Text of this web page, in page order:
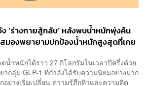
ง ‘ร่างกายสู้กลับ’ หลังพบน้ำหนักพุ่งคืน
องพยายามปกป้องน้ำหนักสูงสุดที่เคย
น้ำหนักได้ราว 27 กิโลกรัมในเวลาปีครึ่งด้วย
ากลุ่ม GLP-1 ที่กำลังได้รับความนิยมอย่างมาก
ย่างเริ่มเปลี่ยน ความรู้สึกหิวและความคิด